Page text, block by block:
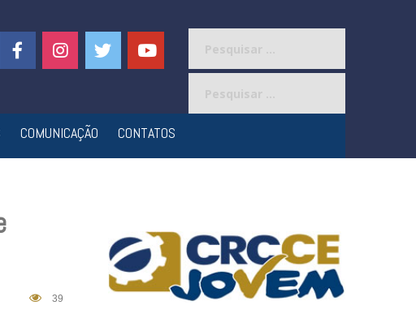
COMUNICAÇÃO CONTATOS
39